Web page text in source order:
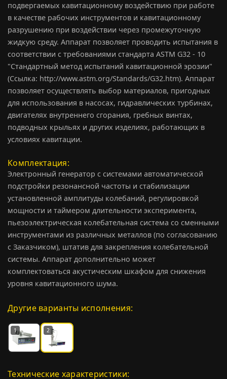
подвергаемых кавитационному воздействию при работе
в качестве рабочих инструментов и кавитационному
разрушению при воздействии через промежуточную
жидкую среду. Аппарат позволяет проводить испытания в
соответствии с требованиями стандарта ASTM G32 - 10
"Стандартный метод испытаний кавитационной эрозии"
(Ссылка: http://www.astm.org/Standards/G32.htm). Аппарат
позволяет осуществлять выбор материалов, пригодных
для использования в насосах, гидравлических турбинах,
двигателях внутреннего сгорания, гребных винтах,
подводных крыльях и других изделиях, работающих в
условиях кавитации.
Комплектация
Электронный генератор с системами автоматической
подстройки резонансной частоты и стабилизации
установленной амплитуды колебаний, регулировкой
мощности и таймером длительности эксперимента,
пьезоэлектрическая колебательная система со сменными
инструментами из различных металлов (по согласованию
с Заказчиком), штатив для закрепления колебательной
системы. Аппарат дополнительно может
комплектоваться акустическим шкафом для снижения
уровня кавитационного шума.
Другие варианты исполнения:
1 2
Технические характеристики: